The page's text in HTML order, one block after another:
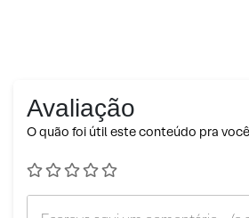
Avaliação
O quão foi útil este conteúdo pra